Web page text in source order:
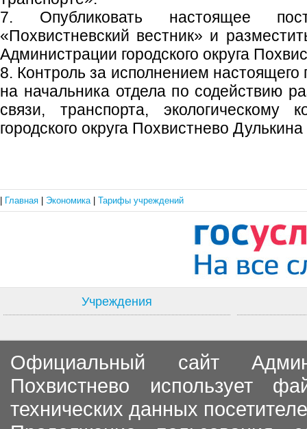
7. Опубликовать настоящее
«Похвистневский вестник» и
Администрации городского округа
8. Контроль за исполнением настоящего
на начальника отдела по содействию
связи, транспорта, экологическому
городского округа Похвистнево
Главная Экономика Тарифы учреждений
Учреждения
Официальный сайт
Похвистнево использует
технических данных